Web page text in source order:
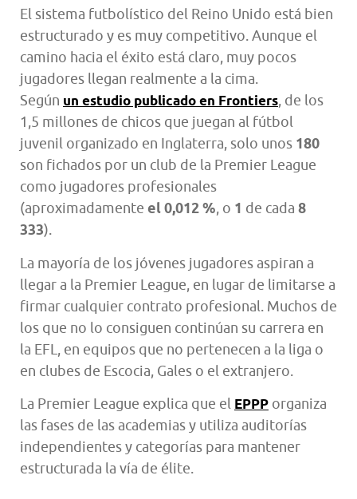
El sistema futbolístico del Reino Unido está bien
estructurado y es muy competitivo. Aunque el
camino hacia el éxito está claro, muy pocos
jugadores llegan realmente a la cima.
Según un estudio publicado en Frontiers, de los
1,5 millones de chicos que juegan al fútbol
juvenil organizado en Inglaterra, solo unos 180
son fichados por un club de la Premier League
como jugadores profesionales
(aproximadamente el 0,012 %, o 1 de cada 8
333).
La mayoría de los jóvenes jugadores aspiran a
llegar a la Premier League, en lugar de limitarse a
firmar cualquier contrato profesional. Muchos de
los que no lo consiguen continúan su carrera en
la EFL, en equipos que no pertenecen a la liga o
en clubes de Escocia, Gales o el extranjero.
La Premier League explica que el EPPP organiza
las fases de las academias y utiliza auditorías
independientes y categorías para mantener
estructurada la vía de élite.